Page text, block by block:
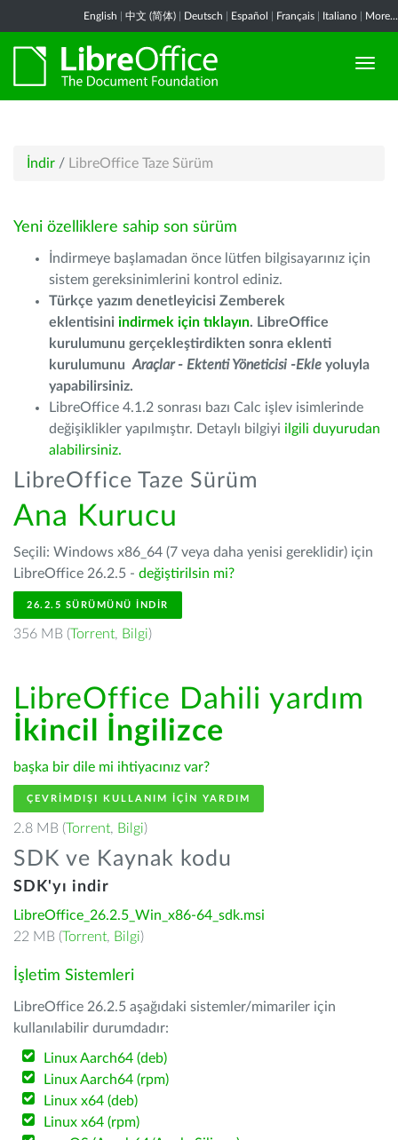
English 中文 (简体) Deutsch Español Français Italiano More...
İndir / LibreOffice Taze Sürüm
Yeni özelliklere sahip son sürüm
İndirmeye başlamadan önce lütfen bilgisayarınız için
sistem gereksinimlerini kontrol ediniz.
Türkçe yazım denetleyicisi Zemberek
eklentisini indirmek için tıklayın. LibreOffice
kurulumunu gerçekleştirdikten sonra eklenti
kurulumunu Araçlar - Ektenti Yöneticisi -Ekle yoluyla
yapabilirsiniz.
LibreOffice 4.1.2 sonrası bazı Calc işlev isimlerinde
değişiklikler yapılmıştır. Detaylı bilgiyi ilgili duyurudan
alabilirsiniz.
LibreOffice Taze Sürüm
Ana Kurucu
Seçili: Windows x86_64 (7 veya daha yenisi gereklidir) için
LibreOffice 26.2.5 - değiştirilsin mi?
26.2.5 SÜRÜMÜNÜ İNDIR
356 MB (Torrent, Bilgi)
LibreOffice Dahili yardım
İkincil İngilizce
başka bir dile mi ihtiyacınız var?
ÇEVRIMDIŞI KULLANIM IÇIN YARDIM
2.8 MB (Torrent, Bilgi)
SDK ve Kaynak kodu
SDK'yı indir
LibreOffice_26.2.5_Win_x86-64_sdk.msi
22 MB (Torrent, Bilgi)
İşletim Sistemleri
LibreOffice 26.2.5 aşağıdaki sistemler/mimariler için
kullanılabilir durumdadır:
Linux Aarch64 (deb)
Linux Aarch64 (rpm)
Linux x64 (deb)
Linux x64 (rpm)